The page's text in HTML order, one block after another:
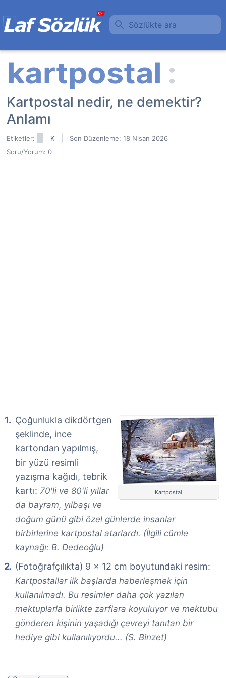
Sözlükte ara
Kartpostal nedir, ne demektir?
Anlamı
Etiketler: K Son Düzenleme: 18 Nisan 2026
Soru/Yorum: 0
Kartpostal
Çoğunlukla dikdörtgen
şeklinde, ince
kartondan yapılmış,
bir yüzü resimli
yazışma kağıdı, tebrik
kartı: 70'li ve 80'li yıllar
da bayram, yılbaşı ve
doğum günü gibi özel günlerde insanlar
birbirlerine kartpostal atarlardı. (İlgili cümle
kaynağı: B. Dedeoğlu)
(Fotoğrafçılıkta) 9 × 12 cm boyutundaki resim:
Kartpostallar ilk başlarda haberleşmek için
kullanılmadı. Bu resimler daha çok yazılan
mektuplarla birlikte zarflara koyuluyor ve mektubu
gönderen kişinin yaşadığı çevreyi tanıtan bir
hediye gibi kullanılıyordu... (S. Binzet)